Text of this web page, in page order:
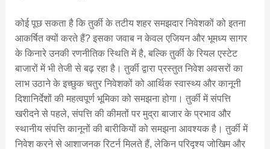
कोई पूछ सकता है कि तुर्की के तटीय शहर समझदार निवेशकों को इतना
आकर्षित क्यों करते हैं? इसका जवाब न केवल एजियन और भूमध्य सागर
के किनारे उनकी रणनीतिक स्थिति में है, बल्कि तुर्की के रियल एस्टेट
बाजारों में भी तेजी से बढ़ रहा है। तुर्की द्वारा प्रस्तुत निवेश अवसरों का
लाभ उठाने के इच्छुक चतुर निवेशकों को आर्थिक स्वास्थ्य और कानूनी
दिशानिर्देशों की महत्वपूर्ण भूमिका को समझना होगा। तुर्की में संपत्ति
खरीदने से पहले, संपत्ति की कीमतों पर मुद्रा बाजार के प्रभाव और
स्थानीय संपत्ति कानूनों की बारीकियों को समझना आवश्यक है। तुर्की में
निवेश करने से आशाजनक रिटर्न मिलते हैं, लेकिन परिदृश्य जोखिम और